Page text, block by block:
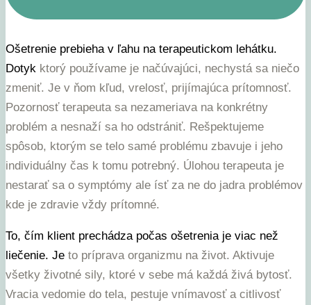
Ošetrenie prebieha v ľahu na terapeutickom lehátku.
Dotyk ktorý používame je načúvajúci, nechystá sa niečo
zmeniť. Je v ňom kľud, vrelosť, prijímajúca prítomnosť.
Pozornosť terapeuta sa nezameriava na konkrétny
problém a nesnaží sa ho odstrániť. Rešpektujeme
spôsob, ktorým se telo samé problému zbavuje i jeho
individuálny čas k tomu potrebný. Úlohou terapeuta je
nestarať sa o symptómy ale ísť za ne do jadra problémov
kde je zdravie vždy prítomné.
To, čím klient prechádza počas ošetrenia je viac než
liečenie. Je to príprava organizmu na život. Aktivuje
všetky životné sily, ktoré v sebe má každá živá bytosť.
Vracia vedomie do tela, pestuje vnímavosť a citlivosť